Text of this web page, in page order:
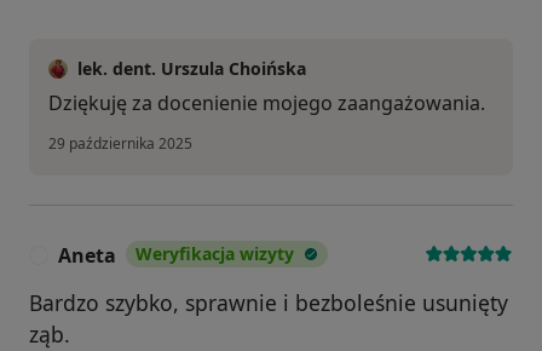
lek. dent. Urszula Choińska
Dziękuję za docenienie mojego zaangażowania.
29 października 2025
Aneta Weryfikacja wizyty
Bardzo szybko, sprawnie i bezboleśnie usunięty
ząb.